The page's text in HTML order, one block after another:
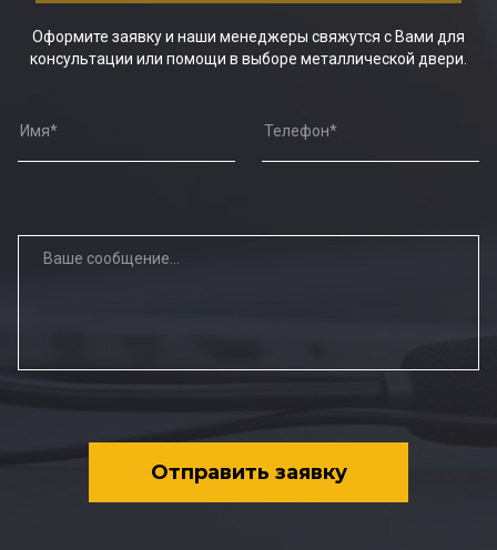
Оформите заявку и наши менеджеры свяжутся с Вами для
консультации или помощи в выборе металлической двери.
Отправить заявку